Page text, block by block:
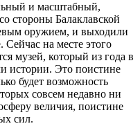
и масштабный,
стороны Балаклавской
оружием, и выходили
на месте этого
музей, который из года в
истории. Это поистине
будет возможность
совсем недавно ни
величия, поистине
сил.